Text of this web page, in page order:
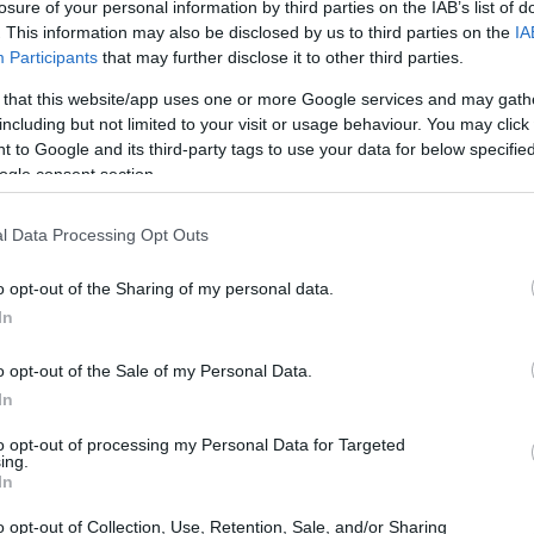
of your personal information by third parties on the IAB’s list of
This information may also be disclosed by us to third parties on the
Participants that may further disclose it to other third parties.
that this website/app uses one or more Google services and may
but not limited to your visit or usage behaviour. You may
to Google and its third-party tags to use your data for below
consent section.
Data Processing Opt Outs
opt-out of the Sharing of my personal data.
opt-out of the Sale of my Personal Data.
opt-out of processing my Personal Data for Targeted
opt-out of Collection, Use, Retention, Sale, and/or Sharing
PIB italiano
Internacional (FMI), Italia se prepara para un
espera que el PIB aumenteun 0,7%, mientras
Estos datos, aunque positivos, destacan la
económicas que influyen en nuestro país.
varios factores, como la demanda interna, las
por
para la eurozona, el entorno económico sigue
aumento de las exportaciones son elementos clave